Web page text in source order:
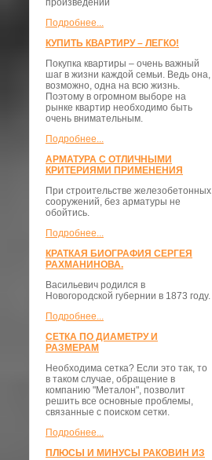
произведений
Подробнее...
КУПИТЬ КВАРТИРУ – ЛЕГКО!
Покупка квартиры – очень важный
шаг в жизни каждой семьи. Ведь она,
возможно, одна на всю жизнь.
Поэтому в огромном выборе на
рынке квартир необходимо быть
очень внимательным.
Подробнее...
АРМАТУРА С ОТЛИЧНЫМИ
КРИТЕРИЯМИ ПРИМЕНЕНИЯ
При строительстве железобетонных
сооружений, без арматуры не
обойтись.
Подробнее...
КРАТКАЯ БИОГРАФИЯ СЕРГЕЯ
РАХМАНИНОВА.
Васильевич родился в
Новогородской губернии в 1873 году.
Подробнее...
СЕТКА ПО ДИАМЕТРУ И
РАЗМЕРАМ
Необходима сетка? Если это так, то
в таком случае, обращение в
компанию "Металон", позволит
решить все основные проблемы,
связанные с поиском сетки.
Подробнее...
ПЛЮСЫ И МИНУСЫ РАКОВИН ИЗ